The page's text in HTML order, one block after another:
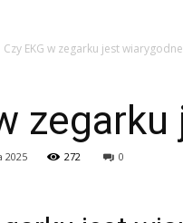
Czy EKG w zegarku jest
2025 272 0